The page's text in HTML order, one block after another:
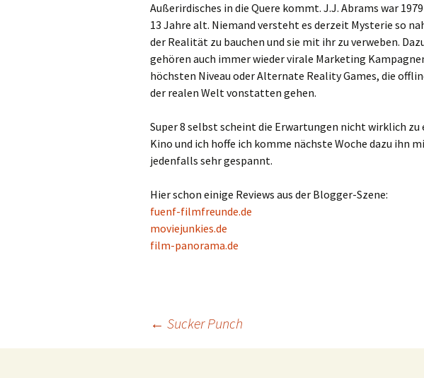
Außerirdisches in die Quere kommt. J.J. Abrams war
13 Jahre alt. Niemand versteht es derzeit Mysterie so
der Realität zu bauchen und sie mit ihr zu verweben.
gehören auch immer wieder virale Marketing
höchsten Niveau oder Alternate Reality Games, die
der realen Welt vonstatten gehen.
Super 8 selbst scheint die Erwartungen nicht wirklich
Kino und ich hoffe ich komme nächste Woche dazu ihn
jedenfalls sehr gespannt.
Hier schon einige Reviews aus der Blogger-Szene:
fuenf-filmfreunde.de
moviejunkies.de
film-panorama.de
← Sucker Punch